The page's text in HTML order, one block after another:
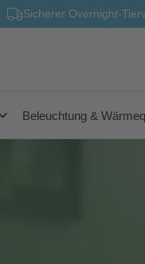
Sicherer Overnight-
Beleuchtung &